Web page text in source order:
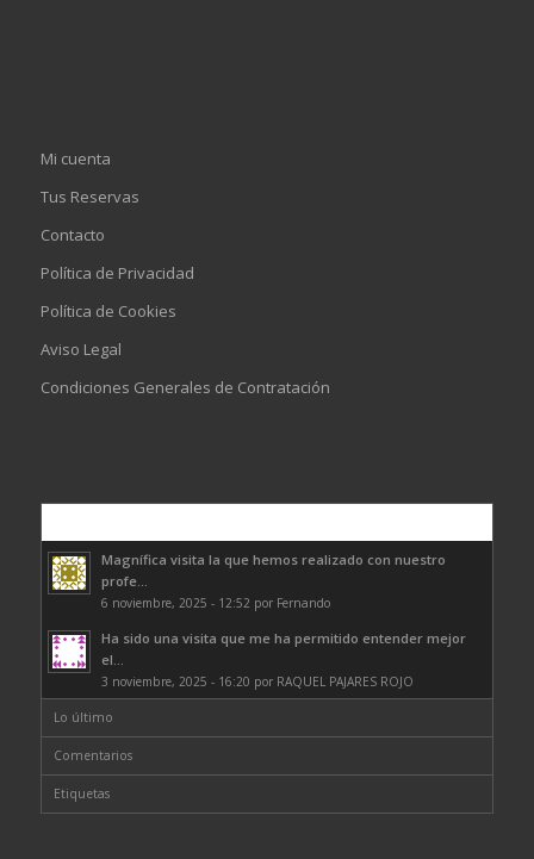
Mi cuenta
Tus Reservas
Contacto
Política de Privacidad
Política de Cookies
Aviso Legal
Condiciones Generales de Contratación
Magnífica visita la que hemos realizado con nuestro
profe...
6 noviembre, 2025 - 12:52 por Fernando
Ha sido una visita que me ha permitido entender mejor
el...
3 noviembre, 2025 - 16:20 por RAQUEL PAJARES ROJO
Lo último
Comentarios
Etiquetas